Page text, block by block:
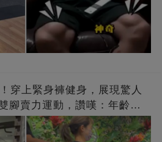
穿上緊身褲健身，展現驚人
腳賣力運動，讚嘆：年齡不